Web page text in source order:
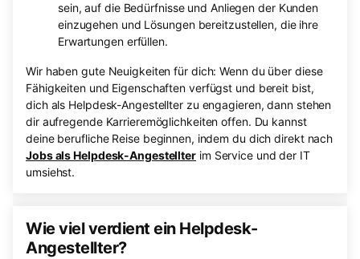
sein, auf die Bedürfnisse und Anliegen der Kunden
einzugehen und Lösungen bereitzustellen, die ihre
Erwartungen erfüllen.
Wir haben gute Neuigkeiten für dich: Wenn du über diese
Fähigkeiten und Eigenschaften verfügst und bereit bist,
dich als Helpdesk-Angestellter zu engagieren, dann stehen
dir aufregende Karrieremöglichkeiten offen. Du kannst
deine berufliche Reise beginnen, indem du dich direkt nach
Jobs als Helpdesk-Angestellter im Service und der IT
umsiehst.
Wie viel verdient ein Helpdesk-
Angestellter?